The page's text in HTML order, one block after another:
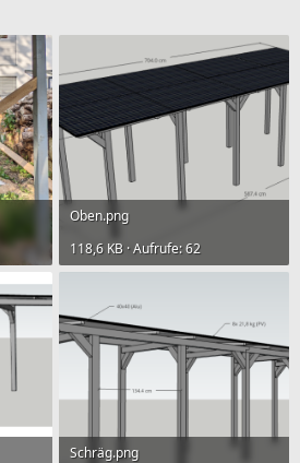
Oben.png
118,6 KB · Aufrufe: 62
Schräg.png